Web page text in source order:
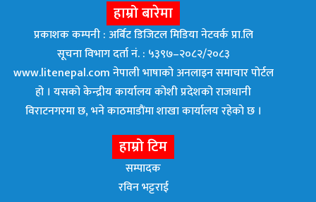
हाम्रो बारेमा
प्रकाशक कम्पनी : अर्बिट डिजिटल मिडिया नेटवर्क प्रा.लि
सूचना विभाग दर्ता नं. : ५३९७–२०८२/२०८३
www.litenepal.com नेपाली भाषाको अनलाइन समाचार पोर्टल
हो । यसको केन्द्रीय कार्यालय कोशी प्रदेशको राजधानी
विराटनगरमा छ, भने काठमाडाैंमा शाखा कार्यालय रहेकाे छ ।
हाम्रो टिम
सम्पादक
रविन भट्टराई